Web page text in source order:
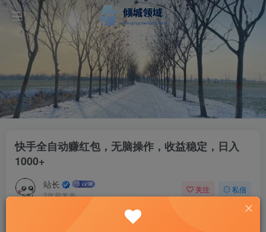
快手全自动赚红包，无脑操作，收益稳定，日入
1000+
站长
2年前发布
关注 私信